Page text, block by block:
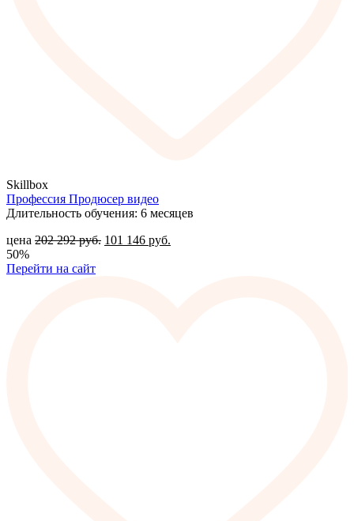
Skillbox
Профессия Продюсер видео
Длительность обучения: 6 месяцев
цена 202 292руб. 101 146 руб.
50%
Перейти на сайт